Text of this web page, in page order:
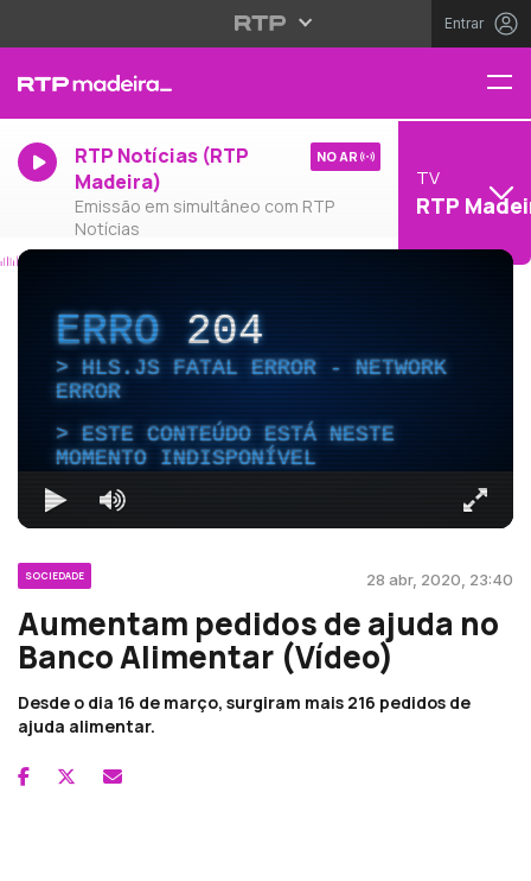
Entrar
RTP Notícias (RTP
Madeira)
Emissão em simultâneo com RTP
Notícias
NO AR
TV
RTP
ERRO204
HLS.JS FATAL ERROR - NETWORK
ERROR
ESTE CONTEÚDO ESTÁ NESTE
MOMENTO INDISPONÍVEL
SOCIEDADE 28 abr, 2020, 23:40
Aumentam pedidos de ajuda no
Banco Alimentar (Vídeo)
Desde o dia 16 de março, surgiram mais 216 pedidos de
ajuda alimentar.